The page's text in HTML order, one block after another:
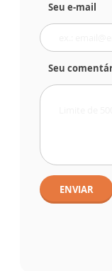
Seu e-mail
Seu
ENVIAR